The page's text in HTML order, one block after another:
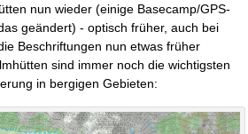
nun wieder (einige Basecamp/GPS-
geändert) - optisch früher, auch bei
Beschriftungen nun etwas früher
sind immer noch die wichtigsten
in bergigen Gebieten: